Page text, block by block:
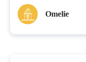
Omelie